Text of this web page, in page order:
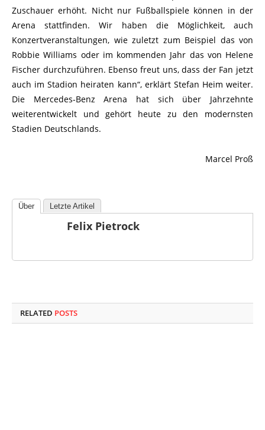
Zuschauer erhöht. Nicht nur Fußballspiele können in der
Arena stattfinden. Wir haben die Möglichkeit, auch
Konzertveranstaltungen, wie zuletzt zum Beispiel das von
Robbie Williams oder im kommenden Jahr das von Helene
Fischer durchzuführen. Ebenso freut uns, dass der Fan jetzt
auch im Stadion heiraten kann“, erklärt Stefan Heim weiter.
Die Mercedes-Benz Arena hat sich über Jahrzehnte
weiterentwickelt und gehört heute zu den modernsten
Stadien Deutschlands.
Marcel Proß
Über Letzte Artikel
Felix Pietrock
RELATED POSTS